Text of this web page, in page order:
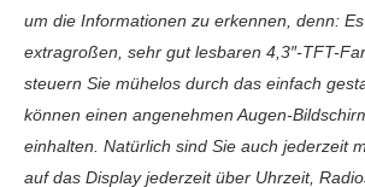
um die Informationen zu erkennen, denn:
extragroßen, sehr gut lesbaren 4,3″-TFT-
steuern Sie mühelos durch das einfach
können einen angenehmen Augen-
einhalten. Natürlich sind Sie auch jederzeit
auf das Display jederzeit über Uhrzeit,